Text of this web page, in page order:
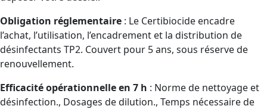
Obligation réglementaire : Le Certibiocide encadre
l’achat, l’utilisation, l’encadrement et la distribution de
désinfectants TP2. Couvert pour 5 ans, sous réserve de
renouvellement.
Efficacité opérationnelle en 7 h : Norme de nettoyage et
désinfection., Dosages de dilution., Temps nécessaire de